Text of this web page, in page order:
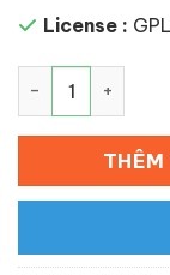
License : GPL